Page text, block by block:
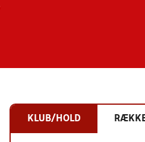
KLUB/HOLD